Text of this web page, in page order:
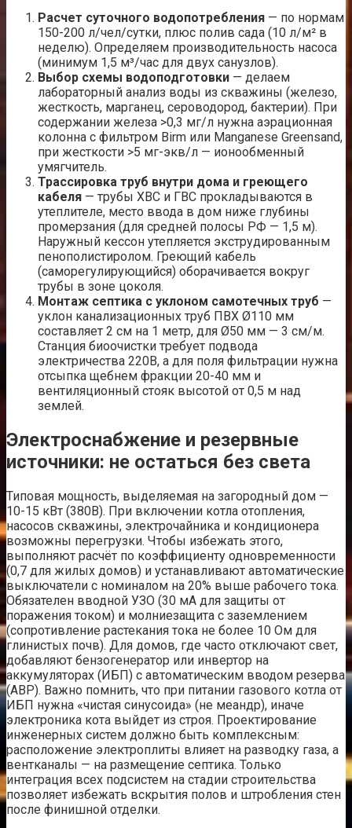
Расчет суточного водопотребления — по нормам
150-200 л/чел/сутки, плюс полив сада (10 л/м² в
неделю). Определяем производительность насоса
(минимум 1,5 м³/час для двух санузлов).
Выбор схемы водоподготовки — делаем
лабораторный анализ воды из скважины (железо,
жесткость, марганец, сероводород, бактерии). При
содержании железа >0,3 мг/л нужна аэрационная
колонна с фильтром Birm или Manganese Greensand,
при жесткости >5 мг-экв/л — ионообменный
умягчитель.
Трассировка труб внутри дома и греющего
кабеля — трубы ХВС и ГВС прокладываются в
утеплителе, место ввода в дом ниже глубины
промерзания (для средней полосы РФ — 1,5 м).
Наружный кессон утепляется экструдированным
пенополистиролом. Греющий кабель
(саморегулирующийся) оборачивается вокруг
трубы в зоне цоколя.
Монтаж септика с уклоном самотечных труб —
уклон канализационных труб ПВХ Ø110 мм
составляет 2 см на 1 метр, для Ø50 мм — 3 см/м.
Станция биоочистки требует подвода
электричества 220В, а для поля фильтрации нужна
отсыпка щебнем фракции 20-40 мм и
вентиляционный стояк высотой от 0,5 м над
землей.
Электроснабжение и резервные
источники: не остаться без света
Типовая мощность, выделяемая на загородный дом —
10-15 кВт (380В). При включении котла отопления,
насосов скважины, электрочайника и кондиционера
возможны перегрузки. Чтобы избежать этого,
выполняют расчёт по коэффициенту одновременности
(0,7 для жилых домов) и устанавливают автоматические
выключатели с номиналом на 20% выше рабочего тока.
Обязателен вводной УЗО (30 мА для защиты от
поражения током) и молниезащита с заземлением
(сопротивление растекания тока не более 10 Ом для
глинистых почв). Для домов, где часто отключают свет,
добавляют бензогенератор или инвертор на
аккумуляторах (ИБП) с автоматическим вводом резерва
(АВР). Важно помнить, что при питании газового котла от
ИБП нужна «чистая синусоида» (не меандр), иначе
электроника кота выйдет из строя. Проектирование
инженерных систем должно быть комплексным:
расположение электроплиты влияет на разводку газа, а
вентканалы — на размещение септика. Только
интеграция всех подсистем на стадии строительства
позволяет избежать вскрытия полов и штробления стен
после финишной отделки.